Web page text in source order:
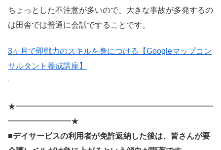
ちょっとした不注意が多いので、大きな事故が多発するの
は田舎では普通に会話ですることです。
3ヶ月で即戦力のスキルを身につける【Googleマップコン
サルタント養成講座】
★━━━━━━━━━━━━━━━━━━━━━━━━━
━━━━━━━━★
■デイサービスの利用者が免許返納した後は、皆さんが要